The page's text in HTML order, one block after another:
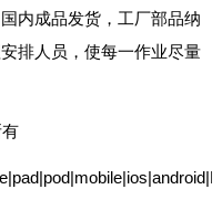
内成品发货，工厂部品纳
排人员，使每一作业尽量